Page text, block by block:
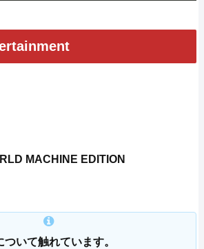
MACHINE EDITION
いて触れています。